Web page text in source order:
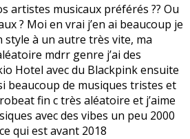
artistes musicaux préférés ?? Ou
? Moi en vrai j’en ai beaucoup je
style à un autre très vite, ma
mdrr genre j’ai des
Hotel avec du Blackpink ensuite
beaucoup de musiques tristes et
fin c très aléatoire et j’aime
avec des vibes un peu 2000
qui est avant 2018